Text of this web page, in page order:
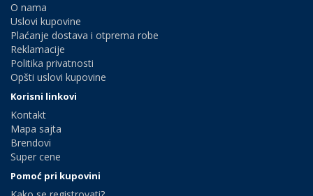
O nama
Uslovi kupovine
Plaćanje dostava i otprema robe
Reklamacije
Politika privatnosti
Opšti uslovi kupovine
Korisni linkovi
Kontakt
Mapa sajta
Brendovi
Super cene
Pomoć pri kupovini